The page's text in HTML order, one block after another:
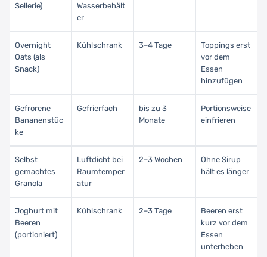
Sellerie)
Wasserbehält
er
Overnight
Oats (als
Snack)
Kühlschrank 3–4 Tage
Toppings erst
vor dem
Essen
hinzufügen
Gefrorene
Bananenstüc
ke
Gefrierfach
bis zu 3
Monate
Portionsweise
einfrieren
Selbst
gemachtes
Granola
Luftdicht bei
Raumtemper
atur
2–3 Wochen
Ohne Sirup
hält es länger
Joghurt mit
Beeren
(portioniert)
Kühlschrank 2–3 Tage
Beeren erst
kurz vor dem
Essen
unterheben